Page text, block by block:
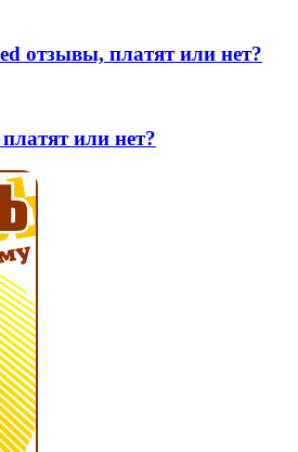
отзывы, платят или нет?
или нет?